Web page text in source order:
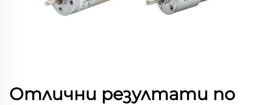
Отлични резултати по